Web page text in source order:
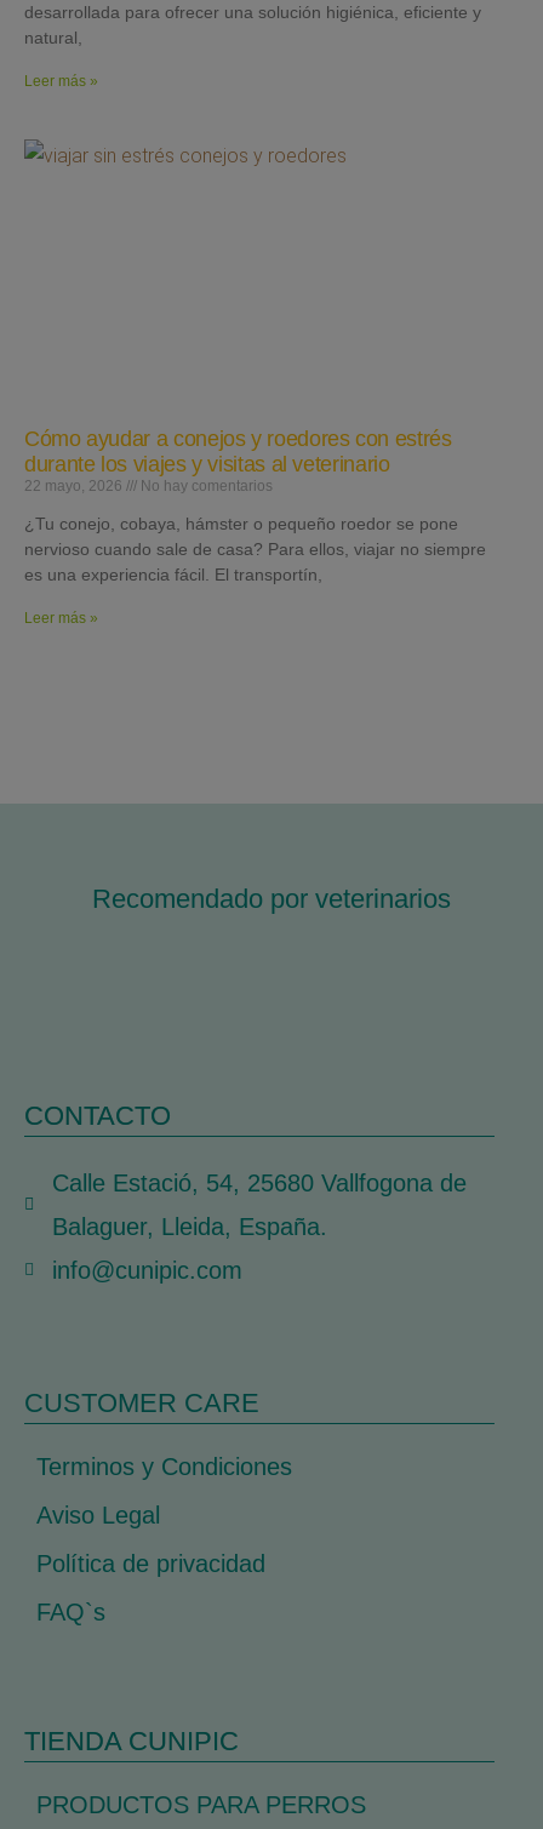
desarrollada para ofrecer una solución higiénica, eficiente y
natural,
Leer más »
Cómo ayudar a conejos y roedores con estrés
durante los viajes y visitas al veterinario
22 mayo, 2026 No hay comentarios
¿Tu conejo, cobaya, hámster o pequeño roedor se pone
nervioso cuando sale de casa? Para ellos, viajar no siempre
es una experiencia fácil. El transportín,
Leer más »
Recomendado por veterinarios
CONTACTO
Calle Estació, 54, 25680 Vallfogona de
Balaguer, Lleida, España.
info@cunipic.com
CUSTOMER CARE
Terminos y Condiciones
Aviso Legal
Política de privacidad
FAQ`s
TIENDA CUNIPIC
PRODUCTOS PARA PERROS